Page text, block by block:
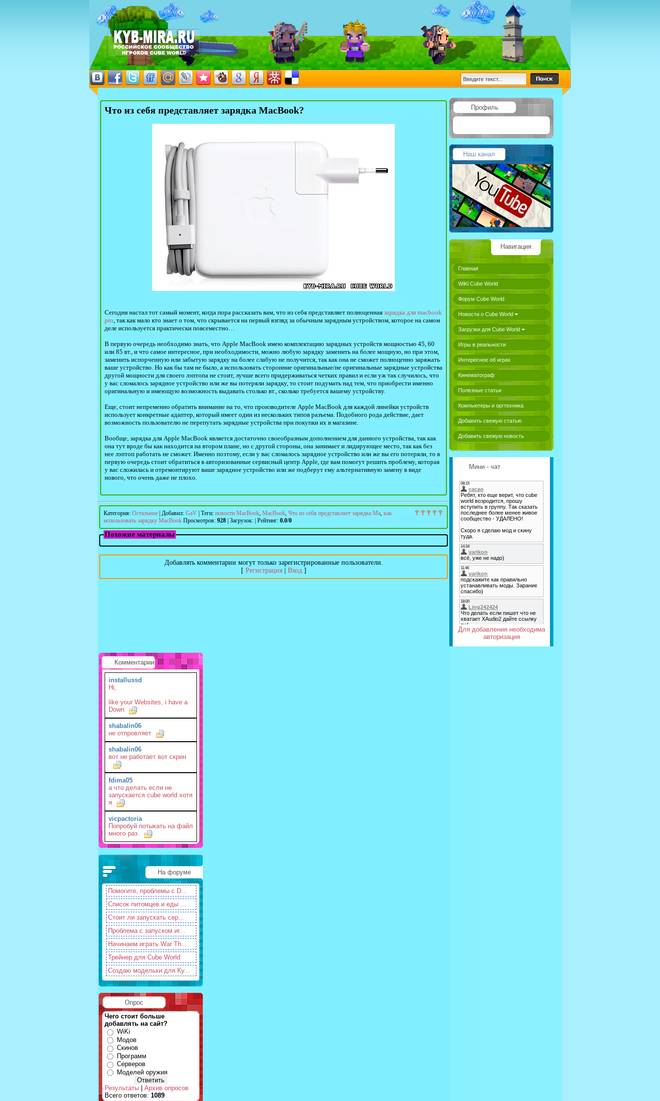
Что из себя представляет зарядка MacBook?
Сегодня настал тот самый момент, когда пора рассказать вам, что из себя представляет полноценная зарядка для macbook
pro, так как мало кто знает о том, что скрывается на первый взгляд за обычным зарядным устройством, которое на самом
деле используется практически повсеместно…
В первую очередь необходимо знать, что Apple MacBook имею комплектацию зарядных устройств мощностью 45, 60
или 85 вт., и что самое интересное, при необходимости, можно любую зарядку заменить на более мощную, но при этом,
заменить испорченную или забытую зарядку на более слабую не получится, так как она не сможет полноценно заряжать
ваше устройство. Но как бы там не было, а использовать сторонние оригинальные/не оригинальные зарядные устройства
другой мощности для своего лэптопа не стоит, лучше всего придерживаться четких правил и если уж так случилось, что
у вас сломалось зарядное устройство или же вы потеряли зарядку, то стоит подумать над тем, что приобрести именно
оригинальную и имеющую возможность выдавать столько вт., сколько требуется вашему устройству.
Еще, стоит непременно обратить внимание на то, что производителе Apple MacBook для каждой линейки устройств
использует конкретные адаптер, который имеет один из нескольких типов разъема. Подобного рода действие, дает
возможность пользователю не перепутать зарядные устройства при покупки их в магазине.
Вообще, зарядка для Apple MacBook является достаточно своеобразным дополнением для данного устройства, так как
она тут вроде бы как находится на втором плане, но с другой стороны, она занимает и лидирующее место, так как без
нее лэптоп работать не сможет. Именно поэтому, если у вас сломалось зарядное устройство или же вы его потеряли, то в
первую очередь стоит обратиться в авторизованные сервисный центр Apple, где вам помогут решить проблему, которая
у вас сложилась и отремонтируют ваше зарядное устройство или же подберут ему альтернативную замену в виде
нового, что очень даже не плохо.
Категория: Остальное Добавил: GaV Теги: новости MacBook, MacBook, Что из себя представляет зарядка Ma, как
использовать зарядку MacBook Просмотров: 928 Загрузок: Рейтинг: 0.0/0
Похожие материалы
Добавлять комментарии могут только зарегистрированные пользователи.
[ Регистрация| Вход]
Профиль
Наш канал
Навигация
Главная
WiKi Cube World
Форум Cube World
Новости о Cube World
Загрузки для Cube World
Игры в реальности
Интересное об играх
Кинематограф
Полезные статьи
Компьютеры и оргтехника
Добавить свежую статью
Добавить свежую новость
Мини - чат
Для добавления необходима
авторизация
Комментарии
installussd
Hi,
like your Websites, i have a
Down
shabalin06
не отпровляет
shabalin06
вот не работает вот скрин
fdima05
а что делать если не
запускается cube world хотя
я
vicpactoria
Попробуй потыкать на файл
много раз.
На форуме
Помогите, проблемы с D...
Список питомцев и еды ...
Стоит ли запускать сер...
Проблема с запуском иг...
Начинаем играть War Th...
Трейнер для Cube World
Создаю модельки для Ку...
Опрос
Чего стоит больше
добавлять на сайт?
WiKi
Модов
Скинов
Программ
Серверов
Моделей оружия
Результаты
Архив опросов
Всего ответов: 1089